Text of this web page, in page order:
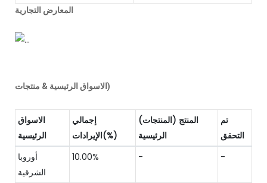
المعارض التجارية
الاسواق الرئيسية & منتجات)
الاسواق
الرئيسية
إجمالي
الإيرادات(%)
المنتج (المنتجات)
الرئيسية
تم
التحقق
أوروبا
الشرقية
10.00% - -